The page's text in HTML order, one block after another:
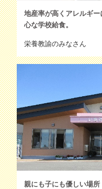
地産率が高くアレルギ
心な学校給食。
栄養教諭のみなさん
親にも子にも優しい場